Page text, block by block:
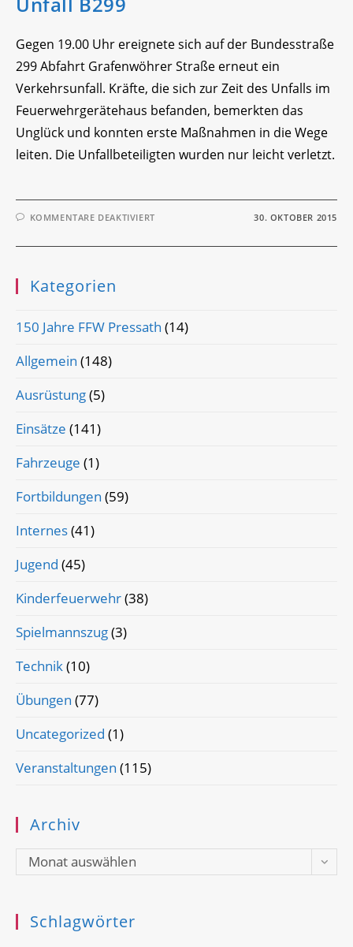
Gegen 19.00 Uhr ereignete sich auf der Bundesstraße
299 Abfahrt Grafenwöhrer Straße erneut ein
Verkehrsunfall. Kräfte, die sich zur Zeit des Unfalls im
Feuerwehrgerätehaus befanden, bemerkten das
Unglück und konnten erste Maßnahmen in die Wege
leiten. Die Unfallbeteiligten wurden nur leicht verletzt.
KOMMENTARE DEAKTIVIERTFÜR 30. OKTOBER 2015
Kategorien
150 Jahre FFW Pressath (14)
Allgemein (148)
Ausrüstung(5)
Einsätze (141)
Fahrzeuge (1)
Fortbildungen (59)
Internes(41)
Jugend (45)
Kinderfeuerwehr(38)
Spielmannszug(3)
Technik(10)
Übungen (77)
Uncategorized (1)
Veranstaltungen (115)
Archiv
Archiv
Monat auswählen
Schlagwörter